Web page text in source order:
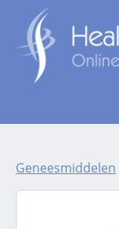
Ga naar de
Geneesmiddelen